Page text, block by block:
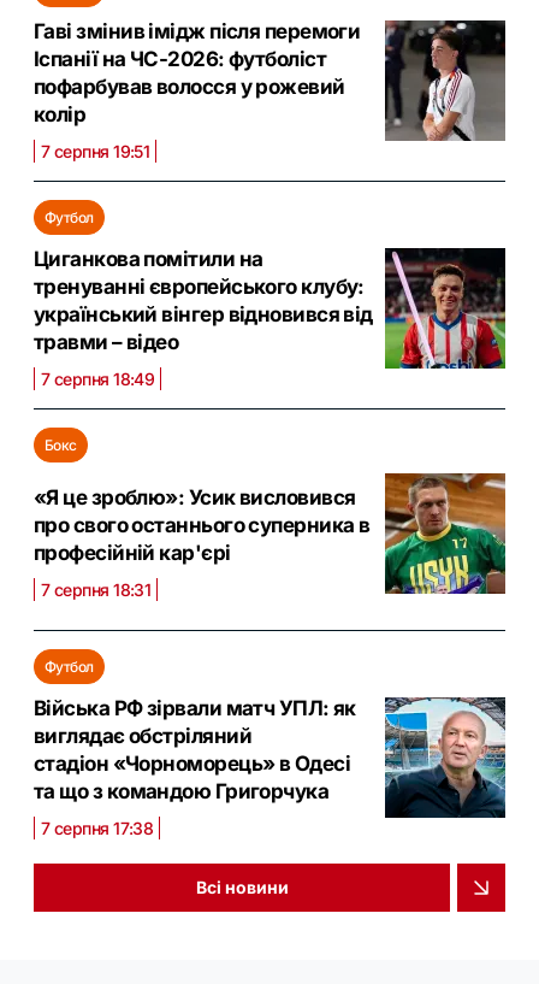
Гаві змінив імідж після перемоги
Іспанії на ЧС-2026: футболіст
пофарбував волосся у рожевий
колір
7 серпня 19:51
Футбол
Циганкова помітили на
тренуванні європейського клубу:
український вінгер відновився від
травми – відео
7 серпня 18:49
Бокс
«Я це зроблю»: Усик висловився
про свого останнього суперника в
професійній кар'єрі
7 серпня 18:31
Футбол
Війська РФ зірвали матч УПЛ: як
виглядає обстріляний
стадіон «Чорноморець» в Одесі
та що з командою Григорчука
7 серпня 17:38
Всі новини